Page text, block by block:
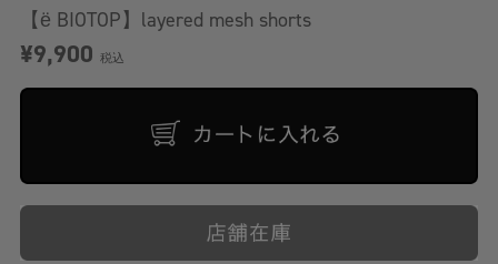
【ё BIOTOP】layered mesh shorts
¥9,900 税込